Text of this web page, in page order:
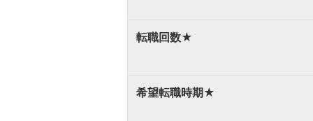
転職回数★
希望転職時期★